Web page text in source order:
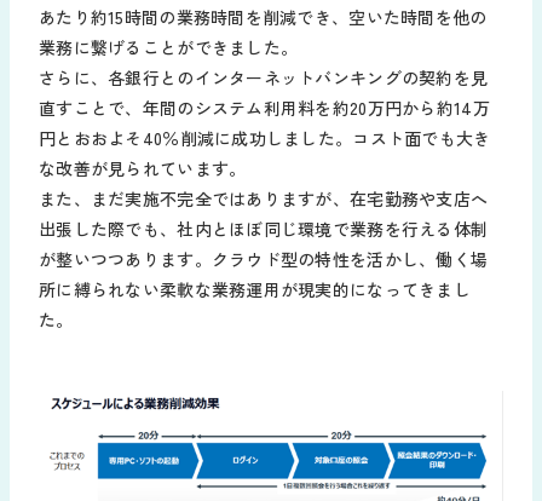
あたり約15時間の業務時間を削減でき、空いた時間を他の
業務に繋げることができました。
さらに、各銀行とのインターネットバンキングの契約を見
直すことで、年間のシステム利用料を約20万円から約14万
円とおおよそ40％削減に成功しました。コスト面でも大き
な改善が見られています。
また、まだ実施不完全ではありますが、在宅勤務や支店へ
出張した際でも、社内とほぼ同じ環境で業務を行える体制
が整いつつあります。クラウド型の特性を活かし、働く場
所に縛られない柔軟な業務運用が現実的になってきまし
た。